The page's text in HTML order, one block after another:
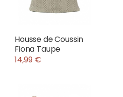
Housse de Coussin
Fiona Taupe
14,99 €